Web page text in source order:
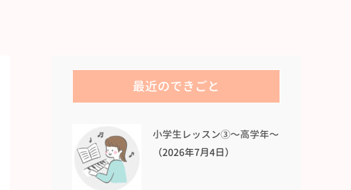
最近のできごと
小学生レッスン③〜高学年〜
（2026年7月4日）